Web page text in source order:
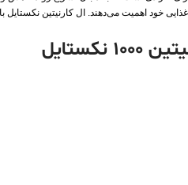
خود اهمیت می‌دهند. ال کارنیتین نکستایل